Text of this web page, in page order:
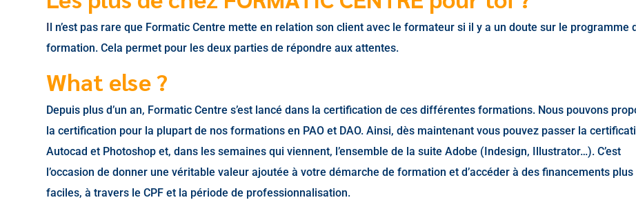
Il n’est pas rare que Formatic Centre mette en relation son client avec le formateur si il y a un doute sur le programme
formation. Cela permet pour les deux parties de répondre aux attentes.
What else?
Depuis plus d’un an, Formatic Centre s’est lancé dans la certification de ces différentes formations. Nous pouvons
la certification pour la plupart de nos formations en PAO et DAO. Ainsi, dès maintenant vous pouvez passer la
Autocad et Photoshop et, dans les semaines qui viennent, l’ensemble de la suite Adobe (Indesign, Illustrator…). C’est
l’occasion de donner une véritable valeur ajoutée à votre démarche de formation et d’accéder à des financements plus
faciles, à travers le CPF et la période de professionnalisation.